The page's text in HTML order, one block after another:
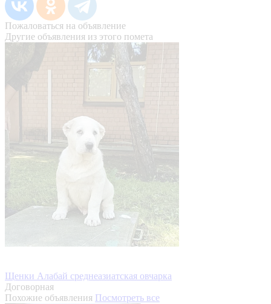
Пожаловаться на объявление
Другие объявления из этого помета
Щенки Алабай среднеазиатская овчарка
Договорная
Похожие объявления Посмотреть все